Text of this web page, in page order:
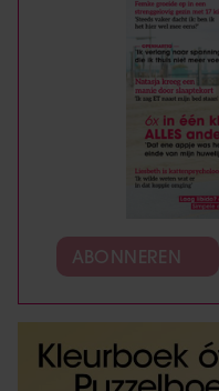
ABONNEREN